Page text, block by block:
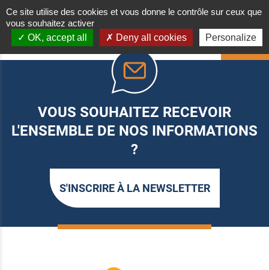
HAUT
VOUS SOUHAITEZ RECEVOIR
L'ENSEMBLE DE NOS INFORMATIONS
?
S'INSCRIRE À LA NEWSLETTER
Ce site utilise des cookies et vous donne le contrôle sur ceux que
vous souhaitez activer
OK, accept all
Deny all cookies Personalize